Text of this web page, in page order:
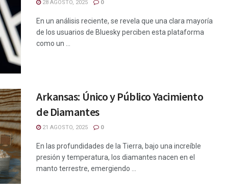
28 AGOSTO, 2025 0
En un análisis reciente, se revela que una clara mayoría
de los usuarios de Bluesky perciben esta plataforma
como un ...
Arkansas: Único y Público Yacimiento
de Diamantes
21 AGOSTO, 2025 0
En las profundidades de la Tierra, bajo una increíble
presión y temperatura, los diamantes nacen en el
manto terrestre, emergiendo ...